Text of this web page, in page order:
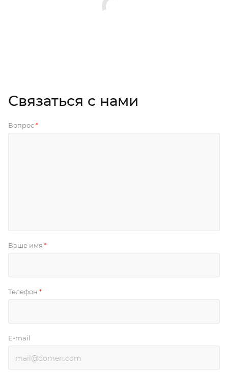
Связаться с нами
Вопрос *
Ваше имя *
Телефон *
E-mail